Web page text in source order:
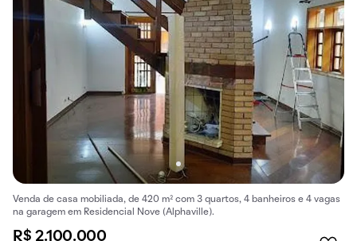
Venda de casa mobiliada, de 420 m² com 3 quartos, 4 banheiros e 4 vagas
na garagem em Residencial Nove (Alphaville).
R$ 2.100.000